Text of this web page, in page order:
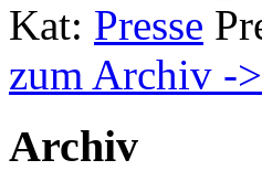
Kat: Presse
zum Archiv ->
Archiv